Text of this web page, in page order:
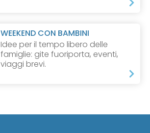
WEEKEND CON BAMBINI
Idee per il tempo libero delle
famiglie: gite fuoriporta, eventi,
viaggi brevi.